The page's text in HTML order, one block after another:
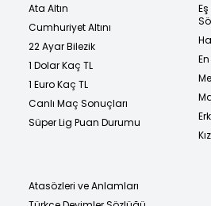
Ata Altın
Cumhuriyet Altını
22 Ayar Bilezik
1 Dolar Kaç TL
1 Euro Kaç TL
Canlı Maç Sonuçları
Süper Lig Puan Durumu
Atasözleri ve Anlamları